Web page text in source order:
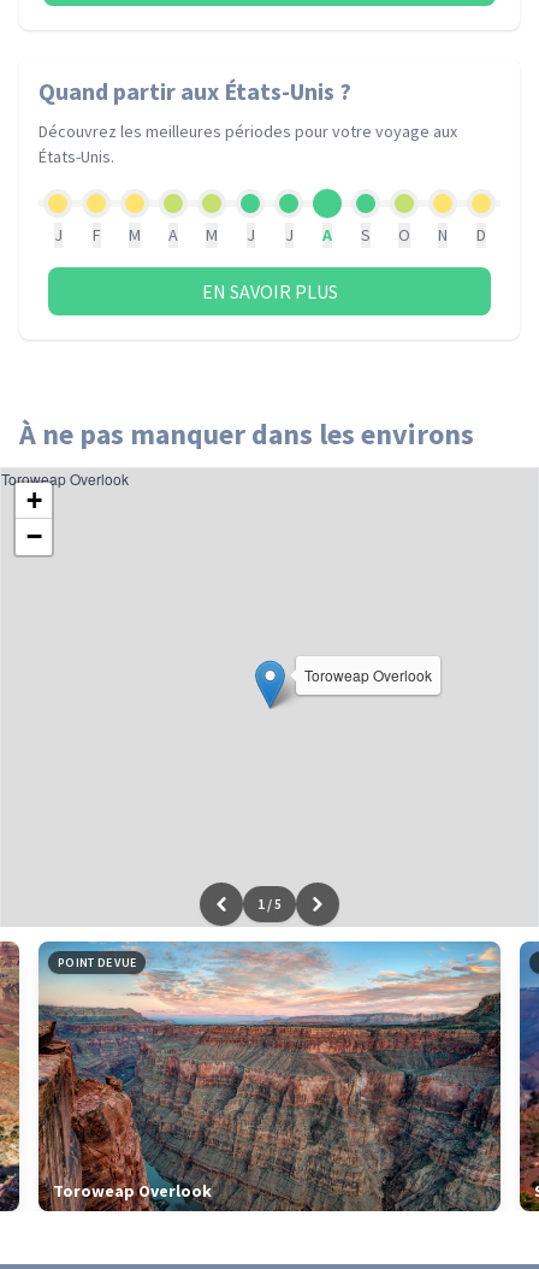
Quand partir aux États-Unis ?
Découvrez les meilleures périodes pour votre voyage aux
États-Unis.
J F M A M J J A S O N D
EN SAVOIR PLUS
À ne pas manquer dans les environs
Toroweap Overlook
+
−
Leaflet|données ©OpenStreetMap/ODbL - renduOSM France
Toroweap Overlook
1 /5
POINT DE VUE
Toroweap Overlook